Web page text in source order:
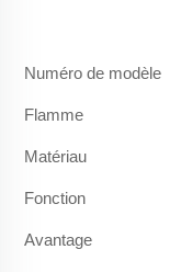
Numéro de modèle
Flamme
Matériau
Fonction
Avantage